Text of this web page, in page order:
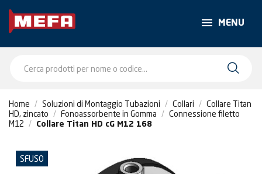
MENU
Home Soluzioni di Montaggio Tubazioni Collari
Collare Titan
HD, zincato
Fonoassorbente in Gomma
Connessione filetto
M12
Collare Titan HD cG M12 168
SFUSO